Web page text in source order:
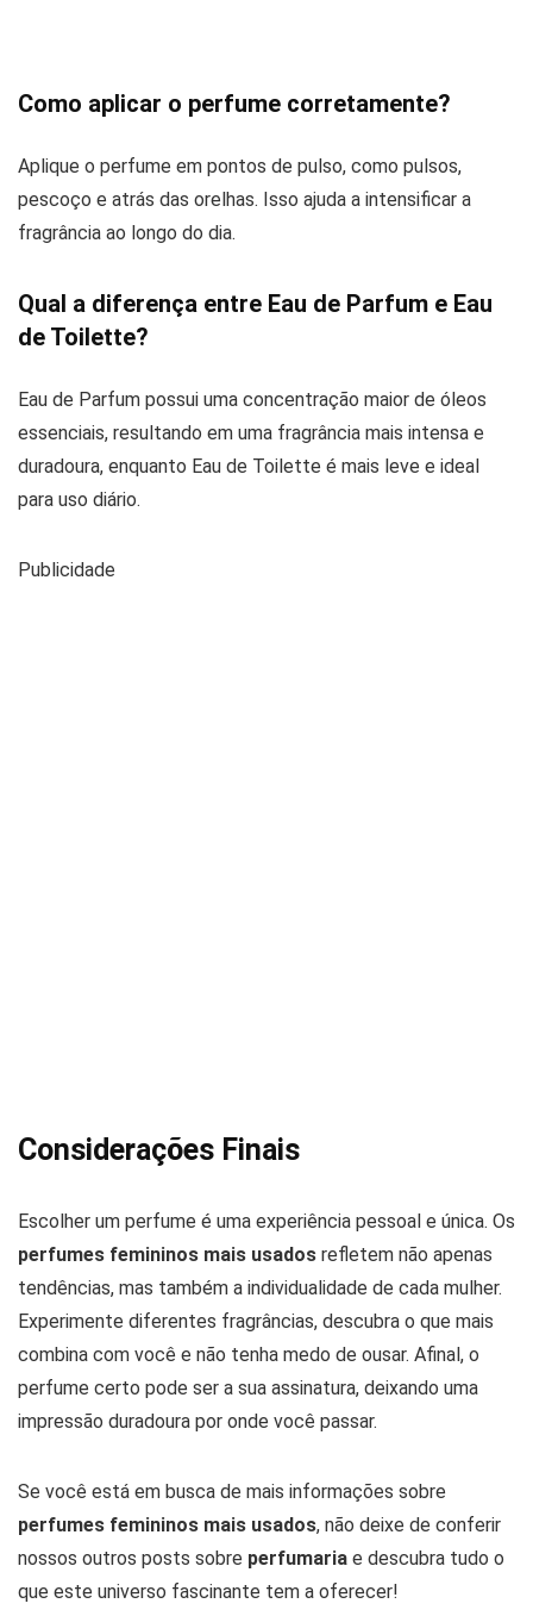
Como aplicar o perfume corretamente?
Aplique o perfume em pontos de pulso, como pulsos,
pescoço e atrás das orelhas. Isso ajuda a intensificar a
fragrância ao longo do dia.
Qual a diferença entre Eau de Parfum e Eau
de Toilette?
Eau de Parfum possui uma concentração maior de óleos
essenciais, resultando em uma fragrância mais intensa e
duradoura, enquanto Eau de Toilette é mais leve e ideal
para uso diário.
Publicidade
Considerações Finais
Escolher um perfume é uma experiência pessoal e única. Os
perfumes femininos mais usados refletem não apenas
tendências, mas também a individualidade de cada mulher.
Experimente diferentes fragrâncias, descubra o que mais
combina com você e não tenha medo de ousar. Afinal, o
perfume certo pode ser a sua assinatura, deixando uma
impressão duradoura por onde você passar.
Se você está em busca de mais informações sobre
perfumes femininos mais usados, não deixe de conferir
nossos outros posts sobre perfumaria e descubra tudo o
que este universo fascinante tem a oferecer!